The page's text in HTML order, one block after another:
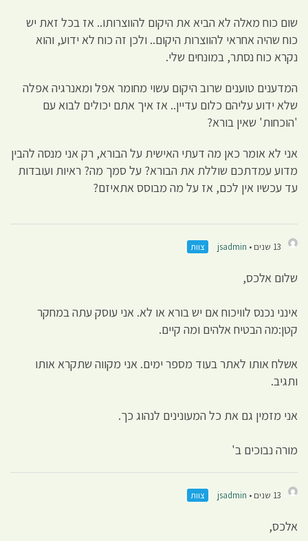
שום כוח מאלה לא הביא את היקום להווצרותו.. אז בכל זאת יש
כוח שהיה אחראי להווצרות היקום.. ולכן זה כוח לא ידוע, והוא
נקרא כוח נסתר, במונחים שלי.
המדענים טוענים שרוב היקום עשוי מחומר אפל ומאנרגיה אפלה
שלא ידוע עליהם כלום עדיין.. אז איך אתם יכולים לבוא עם
'הוכחות' שאין בורא?
אני לא אומר כאן מה דעתי האישית על הבורא, רק אני מנסה להבין
מדוע עמדתכם שוללת את הבורא? על סמך מה? ראיות ועובדות
עד עכשיו אין לכם, אז על מה מבוסס אתאיזם?
13 שנים • jsadmin צוות
שלום אלכס,
אינני נכנס לוויכוח אם יש בורא או לא. אני עוסק עתה במחקר
קטן:מה הבטיח אלהים ומה קיים.
אשלח אותו לאתר בעוד מספר ימים. אני מקווה שתקרא אותו
ותגיב.
אני מזמין גם את כל המעונינים לנהוג כך.
מורה נבוכים ב'
13 שנים • jsadmin צוות
אלכס,